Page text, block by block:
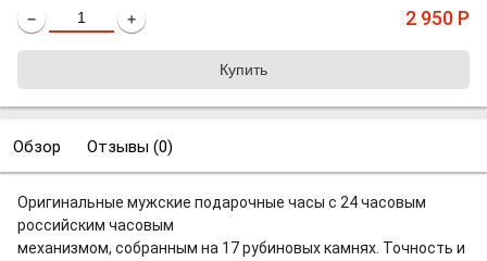
− + 2 950 Р
Обзор Отзывы (0)
Оригинальные мужские подарочные часы с 24 часовым
российским часовым
механизмом, собранным на 17 рубиновых камнях. Точность и